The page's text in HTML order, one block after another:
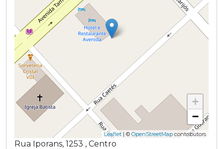
+
−
Leaflet | © OpenStreetMap contributors
Rua Iporans, 1253 , Centro